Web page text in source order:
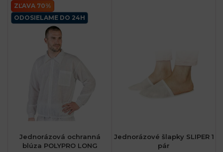
ZĽAVA 70%
ODOSIELAME DO 24H
Jednorázová ochranná
blúza POLYPRO LONG
Jednorázové šlapky SLIPER 1
pár